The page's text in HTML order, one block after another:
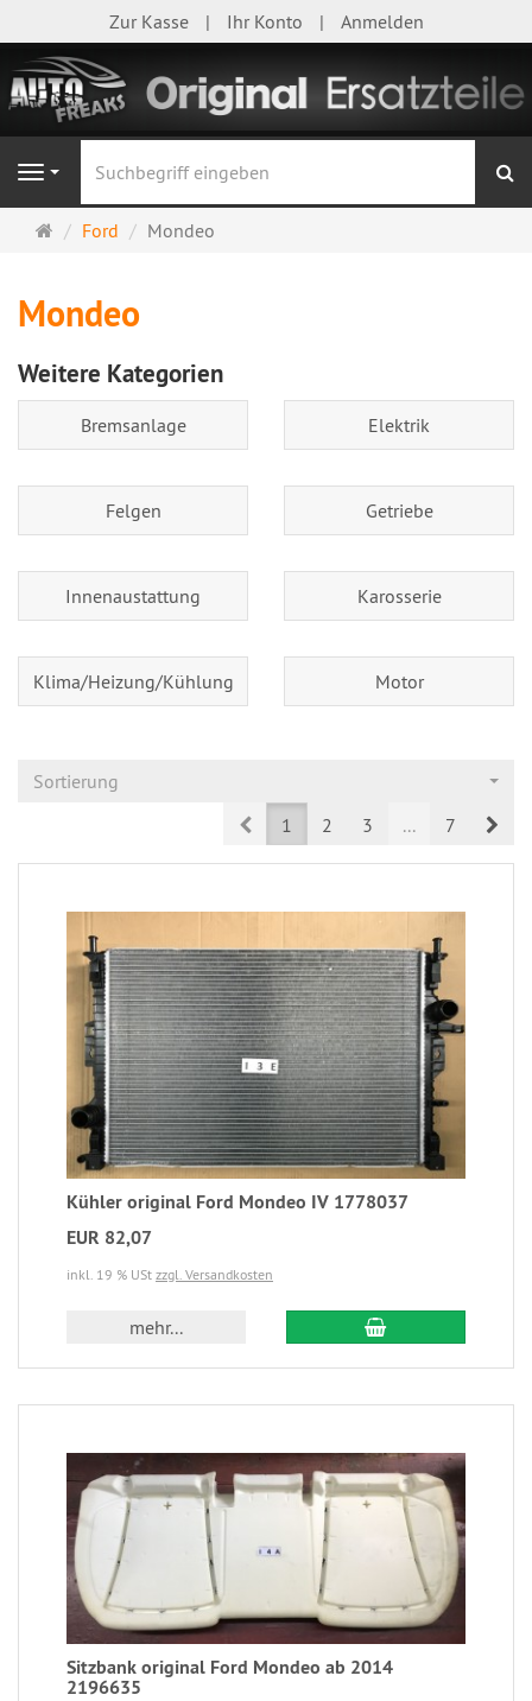
Zur Kasse Ihr Konto Anmelden
Navigation
Startseite
Ford Mondeo
Mondeo
Weitere Kategorien
Bremsanlage Elektrik
Felgen Getriebe
Innenaustattung Karosserie
Klima/Heizung/Kühlung Motor
Sortierung
Prev1 2 3 ... 7
Kühler original Ford Mondeo IV 1778037
EUR 82,07
inkl. 19 % USt zzgl. Versandkosten
mehr...
Sitzbank original Ford Mondeo ab 2014
2196635